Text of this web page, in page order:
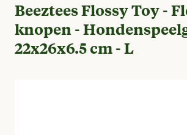
Beeztees Flossy Toy -
knopen -
22x26x6.5 cm - L